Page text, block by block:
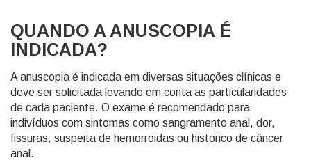
QUANDO A ANUSCOPIA É
INDICADA?
A anuscopia é indicada em diversas situações clínicas e
deve ser solicitada levando em conta as particularidades
de cada paciente. O exame é recomendado para
indivíduos com sintomas como sangramento anal, dor,
fissuras, suspeita de hemorroidas ou histórico de câncer
anal.